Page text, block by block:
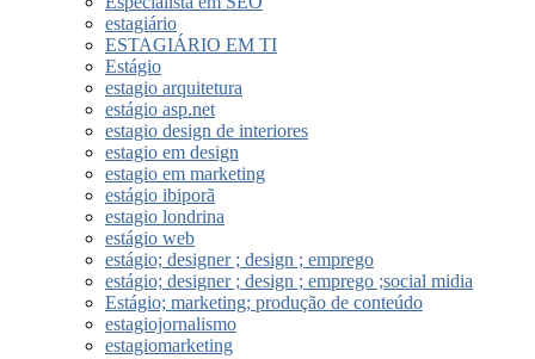
estagiário
ESTAGIÁRIO EM TI
Estágio
estagio arquitetura
estágio asp.net
estagio design de interiores
estagio em design
estagio em marketing
estágio ibiporã
estagio londrina
estágio web
estágio; designer ; design ; emprego
estágio; designer ; design ; emprego ;social midia
Estágio; marketing; produção de conteúdo
estagiojornalismo
estagiomarketing